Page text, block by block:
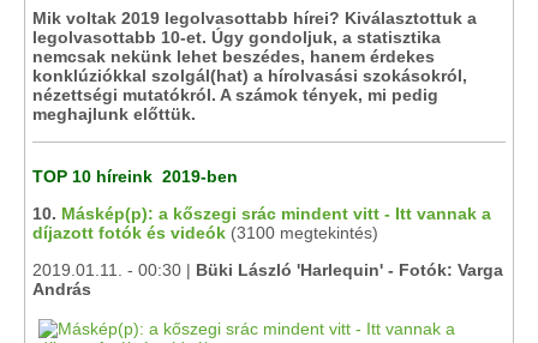
Mik voltak 2019 legolvasottabb hírei? Kiválasztottuk a
legolvasottabb 10-et. Úgy gondoljuk, a statisztika
nemcsak nekünk lehet beszédes, hanem érdekes
konklúziókkal szolgál(hat) a hírolvasási szokásokról,
nézettségi mutatókról. A számok tények, mi pedig
meghajlunk előttük.
TOP 10 híreink 2019-ben
10. Máskép(p): a kőszegi srác mindent vitt - Itt vannak a
díjazott fotók és videók (3100 megtekintés)
2019.01.11. - 00:30 | Büki László 'Harlequin' - Fotók: Varga
András